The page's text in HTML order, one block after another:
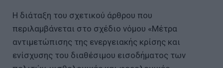
Η διάταξη του σχετικού άρθρου που
περιλαμβάνεται στο σχέδιο νόμου «Μέτρα
αντιμετώπισης της ενεργειακής κρίσης και
ενίσχυσης του διαθέσιμου εισοδήματος των